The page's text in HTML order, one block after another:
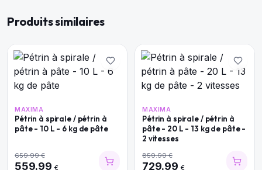
Produits similaires
MAXIMA
Pétrin à spirale / pétrin à
pâte - 10 L - 6 kg de pâte
659.99€
559.99 €
MAXIMA
Pétrin à spirale / pétrin à
pâte - 20 L - 13 kg de pâte -
2 vitesses
859.99€
729.99 €